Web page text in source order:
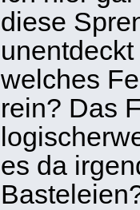
diese
welches
rein? Das
es da